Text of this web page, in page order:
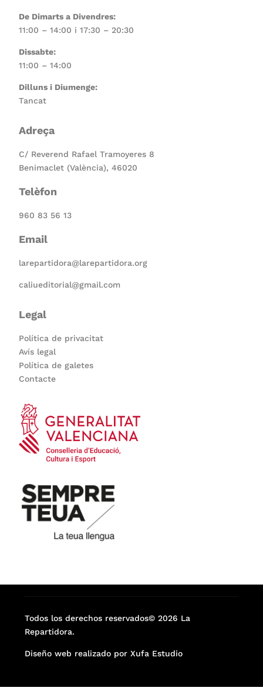
De Dimarts a Divendres:
11:00 – 14:00 i 17:30 – 20:30
Dissabte:
11:00 – 14:00
Dilluns i Diumenge:
Tancat
Adreça
C/ Reverend Rafael Tramoyeres 8
Benimaclet (València), 46020
Telèfon
960 83 56 13
Email
larepartidora@larepartidora.org
caliueditorial@gmail.com
Legal
Política de privacitat
Avís legal
Política de galetes
Contacte
Todos los derechos reservados© 2026 La
Repartidora.
Diseño web realizado por Xufa Estudio